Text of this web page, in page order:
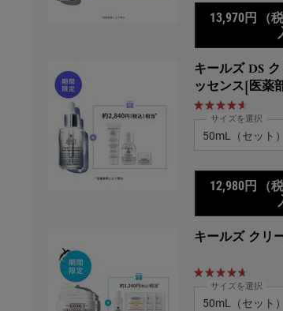
13,970円 （
キールズ DS
ッセンス[医薬
サイズを選択
12,980円 （
キールズ クリ
サイズを選択